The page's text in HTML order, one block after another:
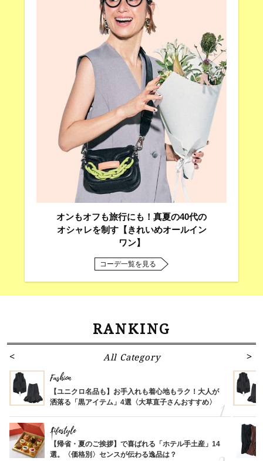
オンもオフも旅行にも！真夏の40代の
オシャレを制す【きれいめオールイン
ワン】
コーデ一覧を見る
RANKING
All Category
Fashion
【ユニクロ名品も】お手入れも着心地もラク！大人が
洒落る「黒アイテム」4選〈大草直子さんおすすめ〉
Lifestyle
【帰省・夏のご挨拶】で喜ばれる「ホテル手土産」14
選。〈価格別〉センスが伝わる逸品は？